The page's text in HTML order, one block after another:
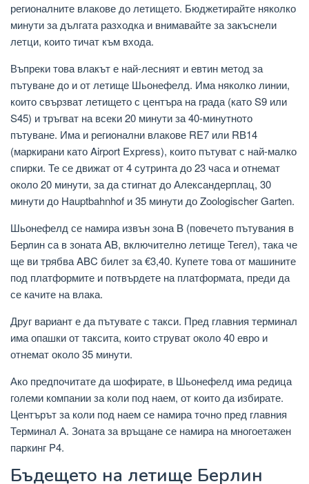
регионалните влакове до летището. Бюджетирайте няколко
минути за дългата разходка и внимавайте за закъснели
летци, които тичат към входа.
Въпреки това влакът е най-лесният и евтин метод за
пътуване до и от летище Шьонефелд. Има няколко линии,
които свързват летището с центъра на града (като S9 или
S45) и тръгват на всеки 20 минути за 40-минутното
пътуване. Има и регионални влакове RE7 или RB14
(маркирани като Airport Express), които пътуват с най-малко
спирки. Те се движат от 4 сутринта до 23 часа и отнемат
около 20 минути, за да стигнат до Александерплац, 30
минути до Hauptbahnhof и 35 минути до Zoologischer Garten.
Шьонефелд се намира извън зона B (повечето пътувания в
Берлин са в зоната AB, включително летище Тегел), така че
ще ви трябва ABC билет за €3,40. Купете това от машините
под платформите и потвърдете на платформата, преди да
се качите на влака.
Друг вариант е да пътувате с такси. Пред главния терминал
има опашки от таксита, които струват около 40 евро и
отнемат около 35 минути.
Ако предпочитате да шофирате, в Шьонефелд има редица
големи компании за коли под наем, от които да избирате.
Центърът за коли под наем се намира точно пред главния
Терминал А. Зоната за връщане се намира на многоетажен
паркинг P4.
Бъдещето на летище Берлин